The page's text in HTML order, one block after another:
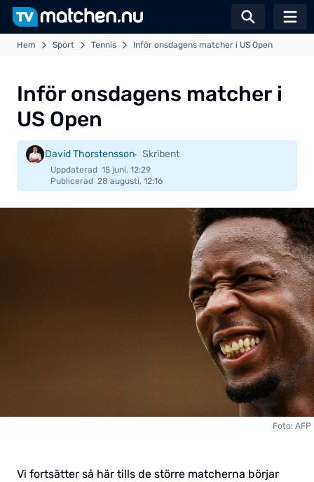
Växla
Hem Sport Tennis Inför onsdagens matcher i US Open
Inför onsdagens matcher i
US Open
David Thorstensson Skribent
Uppdaterad 15 juni, 12:29
Publicerad 28 augusti, 12:16
Foto: AFP
Vi fortsätter så här tills de större matcherna börjar